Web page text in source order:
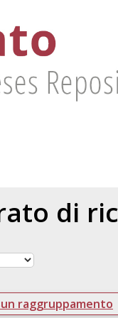
di
raggruppamento